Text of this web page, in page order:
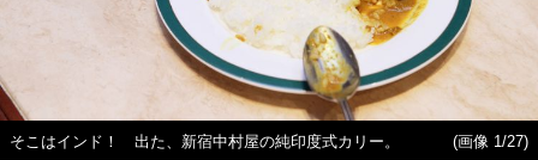
そこはインド！ 出た、新宿中村屋の純印度式カリー。 (画像 1/27)